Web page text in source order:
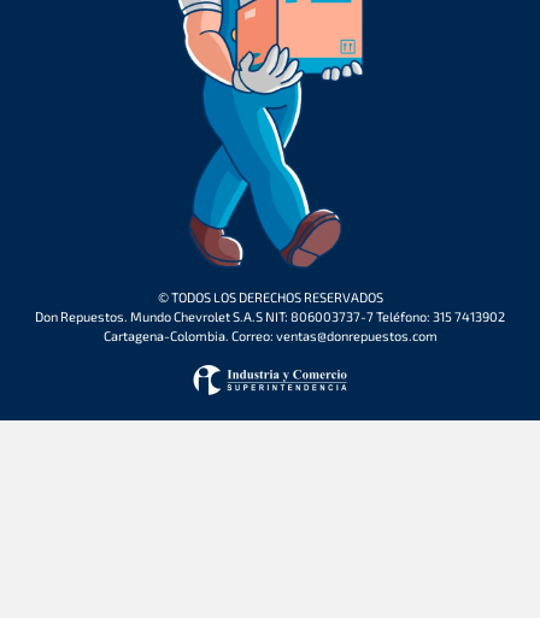
© TODOS LOS DERECHOS RESERVADOS
Don Repuestos. Mundo Chevrolet S.A.S NIT: 806003737-7 Teléfono: 315 7413902
Cartagena-Colombia. Correo: ventas@donrepuestos.com